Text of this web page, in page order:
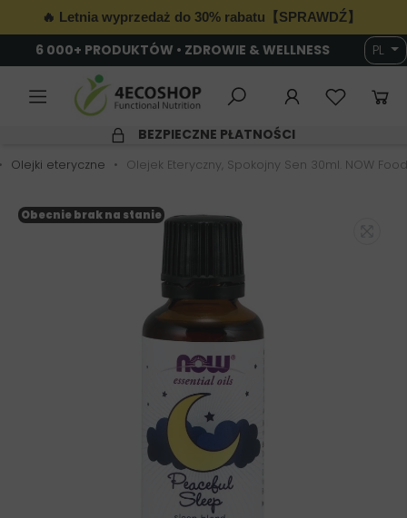
🔥 Letnia wyprzedaż do 30% rabatu【SPRAWDŹ】
6 000+ PRODUKTÓW • ZDROWIE & WELLNESS PL
BEZPIECZNE PŁATNOŚCI
Olejki eteryczne Olejek Eteryczny, Spokojny Sen 30ml. NOW
Obecnie brak na stanie